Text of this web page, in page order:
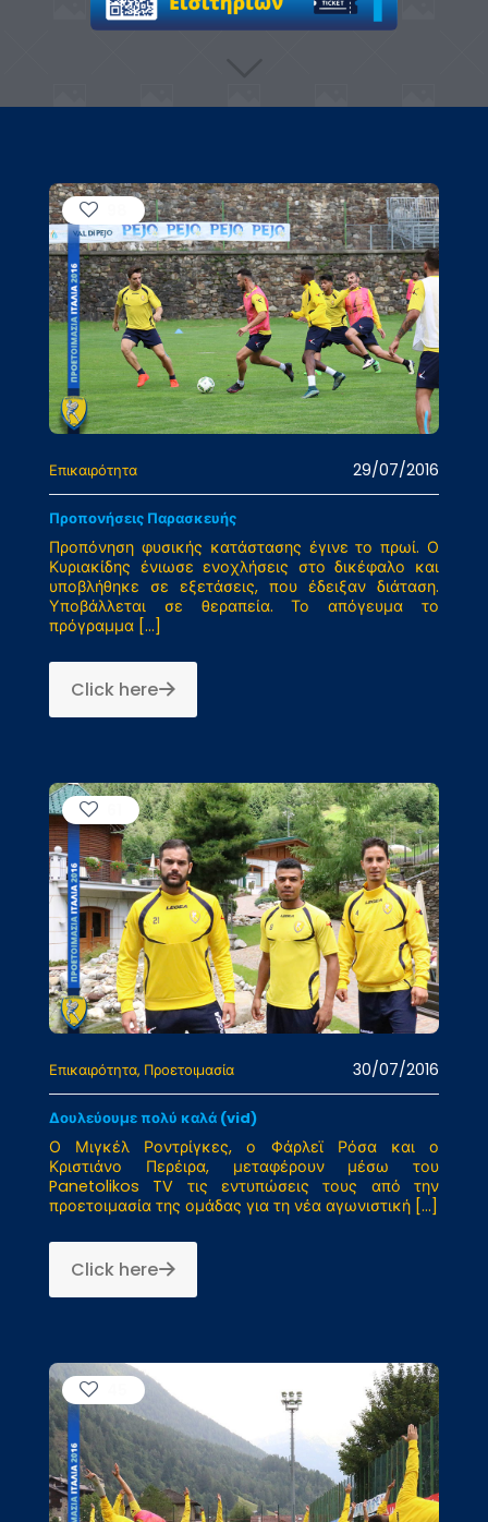
Επικαιρότητα 29/07/2016
Προπονήσεις Παρασκευής
Προπόνηση φυσικής κατάστασης έγινε το πρωί. Ο
Κυριακίδης ένιωσε ενοχλήσεις στο δικέφαλο και
υποβλήθηκε σε εξετάσεις, που έδειξαν διάταση.
Υποβάλλεται σε θεραπεία. Το απόγευμα το
πρόγραμμα […]
Click here
Επικαιρότητα Προετοιμασία 30/07/2016
Δουλεύουμε πολύ καλά (vid)
Ο Μιγκέλ Ροντρίγκες, ο Φάρλεϊ Ρόσα και ο
Κριστιάνο Περέιρα, μεταφέρουν μέσω του
Panetolikos TV τις εντυπώσεις τους από την
προετοιμασία της ομάδας για τη νέα αγωνιστική […]
Click here